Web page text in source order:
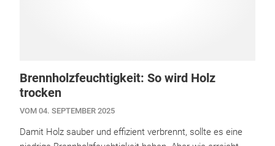
Brennholzfeuchtigkeit: So wird Holz
trocken
VOM 04. SEPTEMBER 2025
Damit Holz sauber und effizient verbrennt, sollte es eine